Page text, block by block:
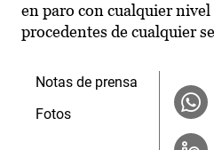
en paro con cualquier nivel
procedentes de cualquier
Notas de prensa
Fotos